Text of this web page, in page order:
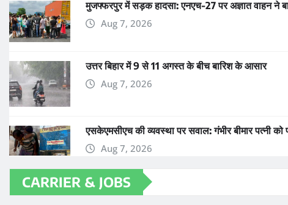
मुजफ्फरपुर में सड़क हादसा: एनएच-27 पर अज्ञात वाहन ने
Aug 7, 2026
उत्तर बिहार में 9 से 11 अगस्त के बीच बारिश के आसार
Aug 7, 2026
एसकेएमसीएच की व्यवस्था पर सवाल: गंभीर बीमार पत्नी
Aug 7, 2026
CARRIER & JOBS